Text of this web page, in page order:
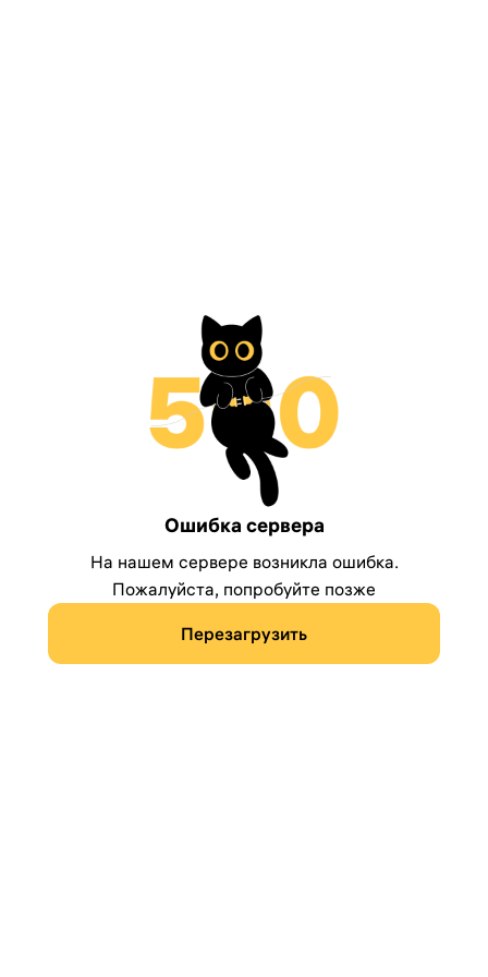
Ошибка сервера
На нашем сервере возникла ошибка.
Пожалуйста, попробуйте позже
Перезагрузить